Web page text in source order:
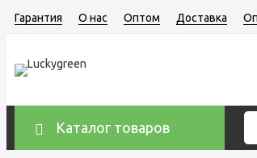
Гарантия О нас Оптом Доставка
Каталог товаров